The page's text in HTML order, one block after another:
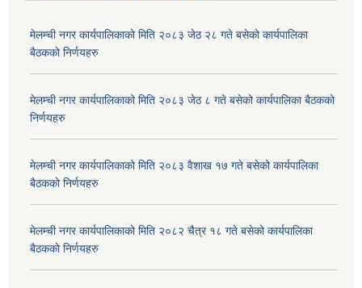
मेलम्ची नगर कार्यपालिकाको मिति २०८३ जेठ २८ गते बसेको कार्यपालिका
बैठकको निर्णयहरु
मेलम्ची नगर कार्यपालिकाको मिति २०८३ जेठ ८ गते बसेको कार्यपालिका बैठकको
निर्णयहरु
मेलम्ची नगर कार्यपालिकाको मिति २०८३ वैशाख १७ गते बसेको कार्यपालिका
बैठकको निर्णयहरु
मेलम्ची नगर कार्यपालिकाको मिति २०८२ चैत्र १८ गते बसेको कार्यपालिका
बैठकको निर्णयहरु